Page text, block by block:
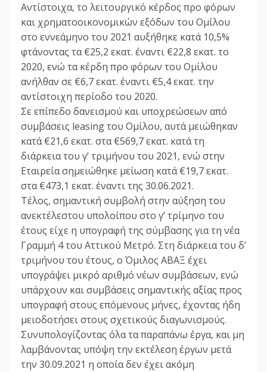
Αντίστοιχα, το λειτουργικό κέρδος προ φόρων
και χρηματοοικονομικών εξόδων του Ομίλου
στο εννεάμηνο του 2021 αυξήθηκε κατά 10,5%
φτάνοντας τα €25,2 εκατ. έναντι €22,8 εκατ. το
2020, ενώ τα κέρδη προ φόρων του Ομίλου
ανήλθαν σε €6,7 εκατ. έναντι €5,4 εκατ. την
αντίστοιχη περίοδο του 2020.
Σε επίπεδο δανεισμού και υποχρεώσεων από
συμβάσεις leasing του Ομίλου, αυτά μειώθηκαν
κατά €21,6 εκατ. στα €569,7 εκατ. κατά τη
διάρκεια του γ’ τριμήνου του 2021, ενώ στην
Εταιρεία σημειώθηκε μείωση κατά €19,7 εκατ.
στα €473,1 εκατ. έναντι της 30.06.2021.
Τέλος, σημαντική συμβολή στην αύξηση του
ανεκτέλεστου υπολοίπου στο γ’ τρίμηνο του
έτους είχε η υπογραφή της σύμβασης για τη νέα
Γραμμή 4 του Αττικού Μετρό. Στη διάρκεια του δ’
τριμήνου του έτους, ο Όμιλος ΑΒΑΞ έχει
υπογράψει μικρό αριθμό νέων συμβάσεων, ενώ
υπάρχουν και συμβάσεις σημαντικής αξίας προς
υπογραφή στους επόμενους μήνες, έχοντας ήδη
μειοδοτήσει στους σχετικούς διαγωνισμούς.
Συνυπολογίζοντας όλα τα παραπάνω έργα, και μη
λαμβάνοντας υπόψη την εκτέλεση έργων μετά
την 30.09.2021 η οποία δεν έχει ακόμη